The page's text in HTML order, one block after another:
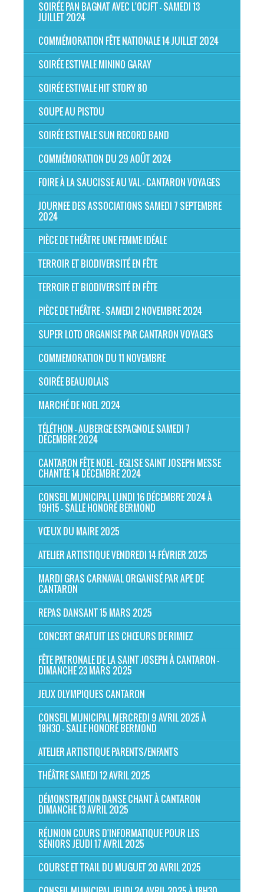
SOIRÉE PAN BAGNAT AVEC L'OCJFT - SAMEDI 13
JUILLET 2024
COMMÉMORATION FÊTE NATIONALE 14 JUILLET 2024
SOIRÉE ESTIVALE MININO GARAY
SOIRÉE ESTIVALE HIT STORY 80
SOUPE AU PISTOU
SOIRÉE ESTIVALE SUN RECORD BAND
COMMÉMORATION DU 29 AOÛT 2024
FOIRE À LA SAUCISSE AU VAL - CANTARON VOYAGES
JOURNEE DES ASSOCIATIONS SAMEDI 7 SEPTEMBRE
2024
PIÈCE DE THÉÂTRE UNE FEMME IDÉALE
TERROIR ET BIODIVERSITÉ EN FÊTE
TERROIR ET BIODIVERSITÉ EN FÊTE
PIÈCE DE THÉÂTRE - SAMEDI 2 NOVEMBRE 2024
SUPER LOTO ORGANISE PAR CANTARON VOYAGES
COMMEMORATION DU 11 NOVEMBRE
SOIRÉE BEAUJOLAIS
MARCHÉ DE NOEL 2024
TÉLÉTHON - AUBERGE ESPAGNOLE SAMEDI 7
DÉCEMBRE 2024
CANTARON FÊTE NOEL - EGLISE SAINT JOSEPH MESSE
CHANTÉE 14 DÉCEMBRE 2024
CONSEIL MUNICIPAL LUNDI 16 DÉCEMBRE 2024 À
19H15 - SALLE HONORÉ BERMOND
VŒUX DU MAIRE 2025
ATELIER ARTISTIQUE VENDREDI 14 FÉVRIER 2025
MARDI GRAS CARNAVAL ORGANISÉ PAR APE DE
CANTARON
REPAS DANSANT 15 MARS 2025
CONCERT GRATUIT LES CHŒURS DE RIMIEZ
FÊTE PATRONALE DE LA SAINT JOSEPH À CANTARON -
DIMANCHE 23 MARS 2025
JEUX OLYMPIQUES CANTARON
CONSEIL MUNICIPAL MERCREDI 9 AVRIL 2025 À
18H30 - SALLE HONORÉ BERMOND
ATELIER ARTISTIQUE PARENTS/ENFANTS
THÉÂTRE SAMEDI 12 AVRIL 2025
DÉMONSTRATION DANSE CHANT À CANTARON
DIMANCHE 13 AVRIL 2025
RÉUNION COURS D'INFORMATIQUE POUR LES
SÉNIORS JEUDI 17 AVRIL 2025
COURSE ET TRAIL DU MUGUET 20 AVRIL 2025